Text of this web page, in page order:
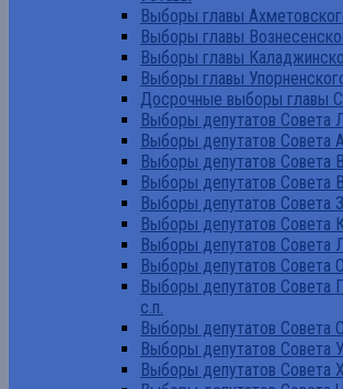
Выборы главы
Выборы главы
Выборы главы
Выборы главы
Досрочные выборы главы
Выборы депутатов Совета
Выборы депутатов Совета
Выборы депутатов Совета
Выборы депутатов Совета
Выборы депутатов Совета
Выборы депутатов Совета
Выборы депутатов Совета
Выборы депутатов Совета
Выборы депутатов Совета
с.п.
Выборы депутатов Совета
Выборы депутатов Совета
Выборы депутатов Совета